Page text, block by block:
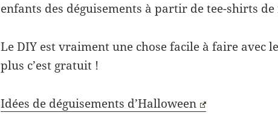
enfants des déguisements à partir de tee-shirts
Le DIY est vraiment une chose facile à faire avec
plus c’est gratuit !
Idées de déguisements d’Halloween